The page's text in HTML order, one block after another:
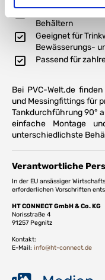
Behältern
Geeignet für
Bewässerungs-
Passend für
Bei PVC-Welt.de
und Messingfittings für
Tankdurchführung 90°
einfache Montage
unterschiedlichste
Verantwortliche
In der EU ansässiger
erforderlichen Vorschriften
HT CONNECT GmbH & Co. KG
Norisstraße 4
91257 Pegnitz
Kontakt:
E-Mail: info@ht-connect.de